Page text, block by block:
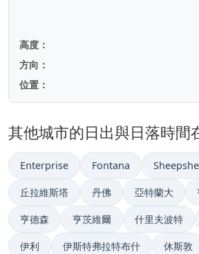
高度：
方向：
位置：
其他城市的日出與日落時間
Enterprise Fontana
丘拉維斯塔 丹佛 亞特蘭大
亨德森 亨茨維爾 什里夫波特
伊利 伊斯特弗拉特布什 休斯敦